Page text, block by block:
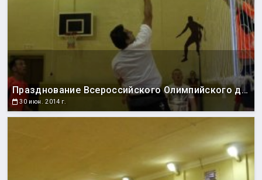
Празднование Всероссийского Олимпийского дня
30 июн. 2014 г.